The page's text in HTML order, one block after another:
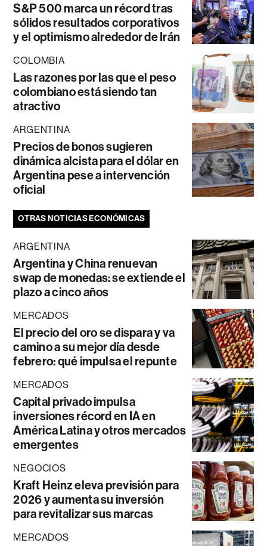
S&P 500 marca un récord tras
sólidos resultados corporativos
y el optimismo alrededor de Irán
COLOMBIA
Las razones por las que el peso
colombiano está siendo tan
atractivo
ARGENTINA
Precios de bonos sugieren
dinámica alcista para el dólar en
Argentina pese a intervención
oficial
OTRAS NOTICIAS ECONÓMICAS
ARGENTINA
Argentina y China renuevan
swap de monedas: se extiende el
plazo a cinco años
MERCADOS
El precio del oro se dispara y va
camino a su mejor día desde
febrero: qué impulsa el repunte
MERCADOS
Capital privado impulsa
inversiones récord en IA en
América Latina y otros mercados
emergentes
NEGOCIOS
Kraft Heinz eleva previsión para
2026 y aumenta su inversión
para revitalizar sus marcas
MERCADOS